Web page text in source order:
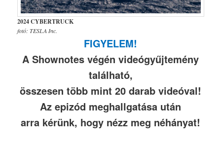
2024 CYBERTRUCK
fotó: TESLA Inc.
FIGYELEM!
A Shownotes végén videógyűjtemény
található,
összesen több mint 20 darab videóval!
Az epizód meghallgatása után
arra kérünk, hogy nézz meg néhányat!